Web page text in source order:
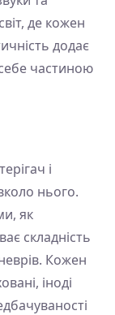
де кожен
додає
частиною
і
нього.
як
складність
Кожен
іноді